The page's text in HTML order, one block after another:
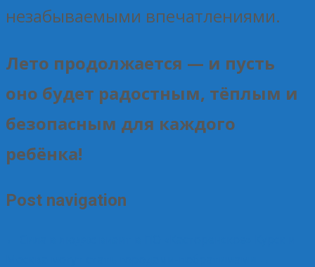
незабываемыми впечатлениями.
Лето продолжается — и пусть
оно будет радостным, тёплым и
безопасным для каждого
ребёнка!
Post navigation